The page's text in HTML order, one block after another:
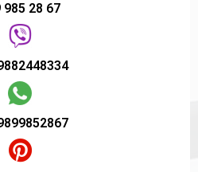
985 28 67